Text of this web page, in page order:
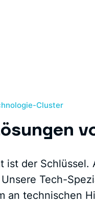
Cluster
ist der Schlüssel.
Tech-
an technischen